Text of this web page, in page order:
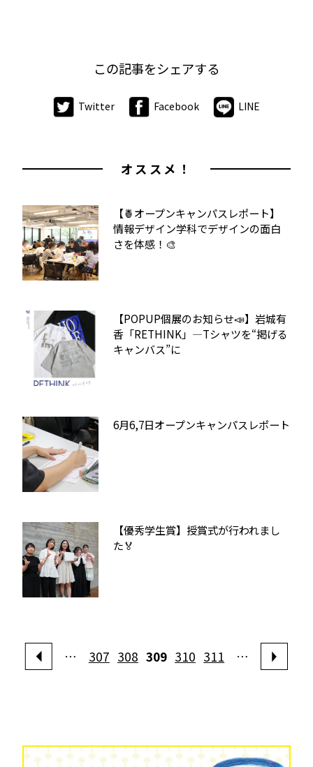
この記事をシェアする
Twitter Facebook LINE
オススメ！
【🍍オープンキャンパスレポート】
情報デザイン学科でデザインの面白
さを体感！🎨
【POPUP個展のお知らせ📣】岩城有
香「RETHINK」—Tシャツを“掲げる
キャンバス”に
6月6,7日オープンキャンパスレポート
【優秀学生賞】授賞式が行われまし
た🏅
… 307 308 309 310 311 …